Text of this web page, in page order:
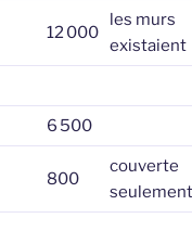
12 000
les murs
existaient
6 500
800
couverte
seulement